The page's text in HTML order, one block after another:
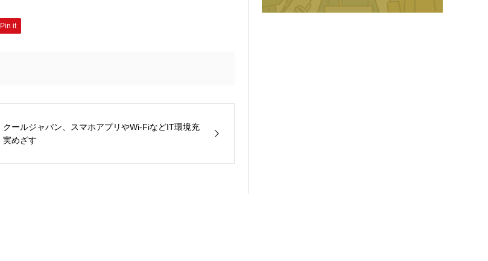
Pin it
クールジャパン、スマホアプリやWi-FiなどIT環境充
実めざす